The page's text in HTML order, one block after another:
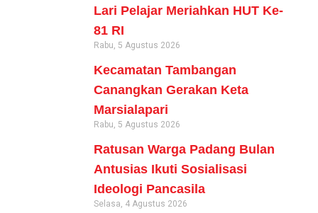
Lari Pelajar Meriahkan HUT Ke-
81 RI
Rabu, 5 Agustus 2026
Kecamatan Tambangan
Canangkan Gerakan Keta
Marsialapari
Rabu, 5 Agustus 2026
Ratusan Warga Padang Bulan
Antusias Ikuti Sosialisasi
Ideologi Pancasila
Selasa, 4 Agustus 2026